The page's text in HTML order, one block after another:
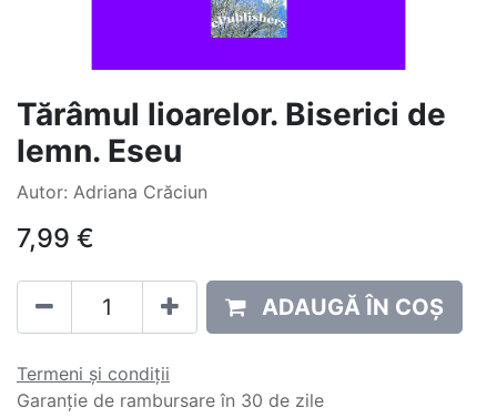
Tărâmul lioarelor. Biserici de
lemn. Eseu
Autor: Adriana Crăciun
7,99 €
ADAUGĂ ÎN COȘ
Termeni și condiții
Garanție de rambursare în 30 de zile